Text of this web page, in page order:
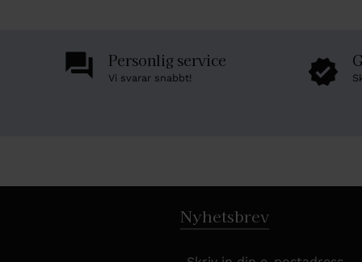
Personlig service
Vi svarar snabbt!
Nyhetsbrev